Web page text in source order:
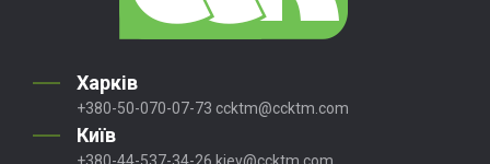
Харків
+380-50-070-07-73 ccktm@ccktm.com
Київ